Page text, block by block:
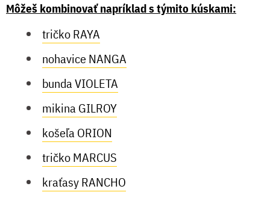
Môžeš kombinovať napríklad s týmito kúskami:
tričko RAYA
nohavice NANGA
bunda VIOLETA
mikina GILROY
košeľa ORION
tričko MARCUS
kraťasy RANCHO